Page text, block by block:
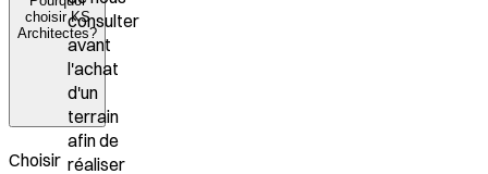
choisir KS
Architectes?
Choisir
consulter
avant
l'achat
d'un
terrain
afin de
réaliser